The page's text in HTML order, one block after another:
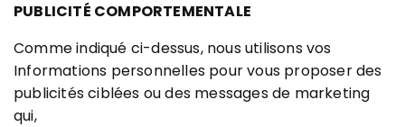
PUBLICITÉ COMPORTEMENTALE
Comme indiqué ci-dessus, nous utilisons vos
Informations personnelles pour vous proposer des
publicités ciblées ou des messages de marketing
qui,